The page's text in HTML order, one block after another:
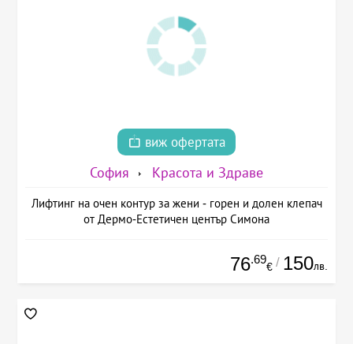
виж офертата
София Красота и Здраве
Лифтинг на очен контур за жени - горен и долен клепач
от Дермо-Естетичен център Симона
76.69
€ / 150лв.